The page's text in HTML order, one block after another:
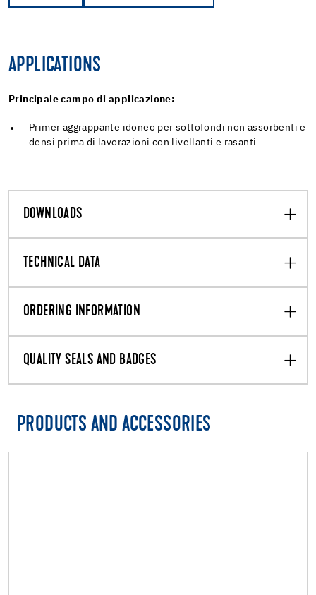
APPLICATIONS
Principale campo di applicazione:
Primer aggrappante idoneo per sottofondi non assorbenti e
densi prima di lavorazioni con livellanti e rasanti
DOWNLOADS
TECHNICAL DATA
ORDERING INFORMATION
QUALITY SEALS AND BADGES
PRODUCTS AND ACCESSORIES